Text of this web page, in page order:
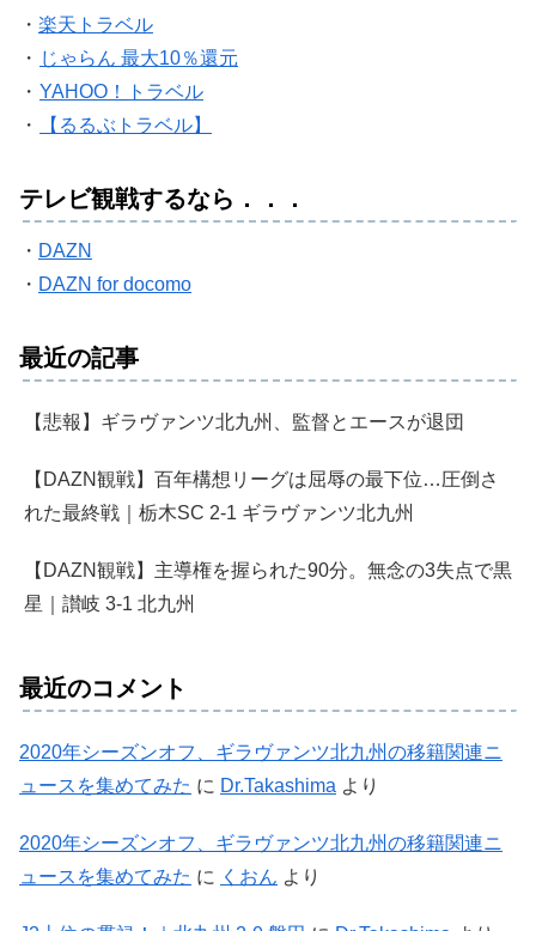
・ 楽天トラベル
・ じゃらん 最大10％還元
・ YAHOO！トラベル
・
【るるぶトラベル】
テレビ観戦するなら．．．
・ DAZN
・ DAZN for docomo
最近の記事
【悲報】ギラヴァンツ北九州、監督とエースが退団
【DAZN観戦】百年構想リーグは屈辱の最下位…圧倒さ
れた最終戦｜栃木SC 2-1 ギラヴァンツ北九州
【DAZN観戦】主導権を握られた90分。無念の3失点で黒
星｜讃岐 3-1 北九州
最近のコメント
2020年シーズンオフ、ギラヴァンツ北九州の移籍関連ニ
ュースを集めてみた に Dr.Takashima より
2020年シーズンオフ、ギラヴァンツ北九州の移籍関連ニ
ュースを集めてみた に くおん より